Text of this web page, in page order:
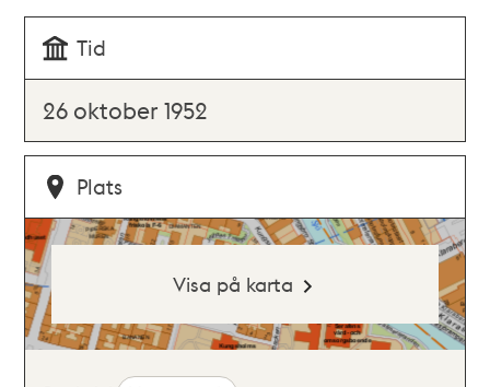
Tid
26 oktober 1952
Plats
Visa på karta